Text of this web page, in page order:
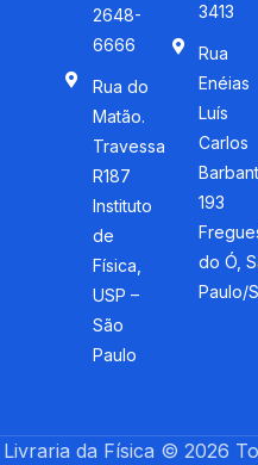
2648-
6666
Rua do
Matão.
Travessa
R187
Instituto
de
Física,
USP –
São
Paulo
3413
Rua
Enéias
Luís
Carlos
193
do Ó,
Paulo/
Livraria da Física © 2026